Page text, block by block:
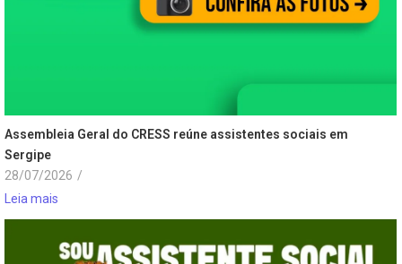
Assembleia Geral do CRESS reúne assistentes sociais em
Sergipe
28/07/2026 /
Leia mais